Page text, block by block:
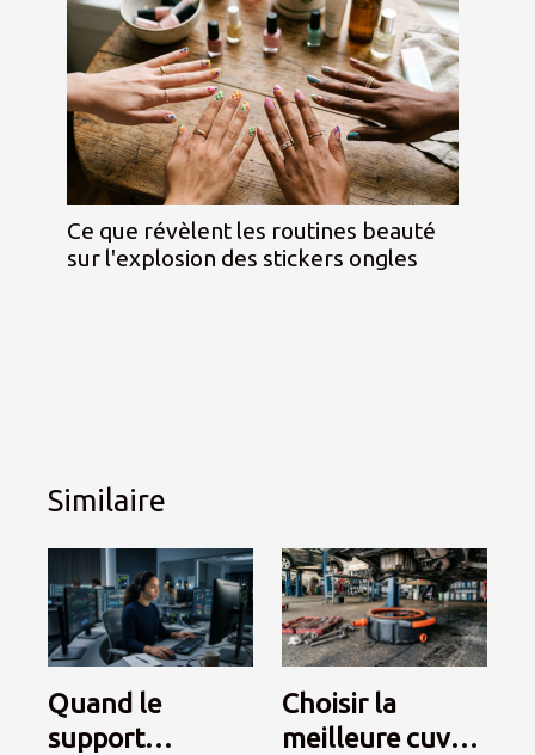
Ce que révèlent les routines beauté
sur l'explosion des stickers ongles
Similaire
Quand le
support
Choisir la
meilleure cuve à